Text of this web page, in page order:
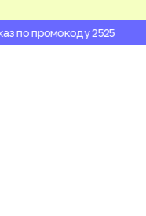
по промокоду 2525